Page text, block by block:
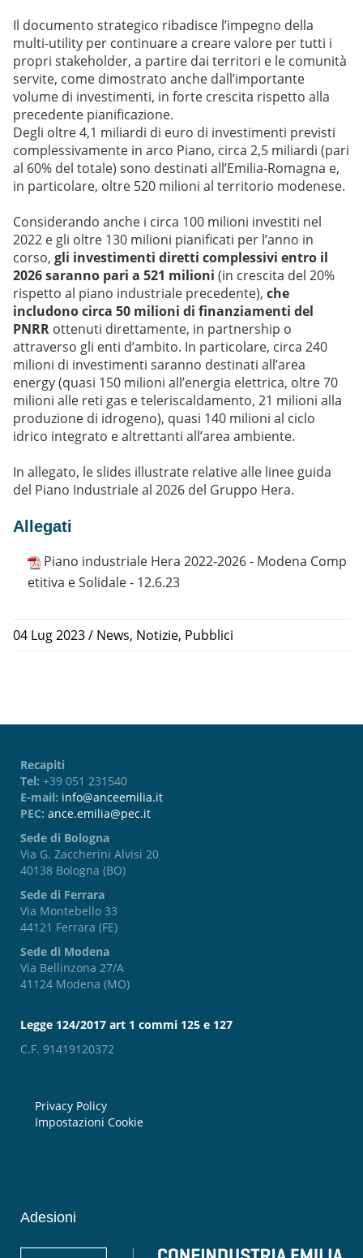
Il documento strategico ribadisce l’impegno della
multi-utility per continuare a creare valore per tutti i
propri stakeholder, a partire dai territori e le comunità
servite, come dimostrato anche dall’importante
volume di investimenti, in forte crescita rispetto alla
precedente pianificazione.
Degli oltre 4,1 miliardi di euro di investimenti previsti
complessivamente in arco Piano, circa 2,5 miliardi (pari
al 60% del totale) sono destinati all’Emilia-Romagna e,
in particolare, oltre 520 milioni al territorio modenese.
Considerando anche i circa 100 milioni investiti nel
2022 e gli oltre 130 milioni pianificati per l’anno in
corso, gli investimenti diretti complessivi entro il
2026 saranno pari a 521 milioni (in crescita del 20%
rispetto al piano industriale precedente), che
includono circa 50 milioni di finanziamenti del
PNRR ottenuti direttamente, in partnership o
attraverso gli enti d’ambito. In particolare, circa 240
milioni di investimenti saranno destinati all’area
energy (quasi 150 milioni all’energia elettrica, oltre 70
milioni alle reti gas e teleriscaldamento, 21 milioni alla
produzione di idrogeno), quasi 140 milioni al ciclo
idrico integrato e altrettanti all’area ambiente.
In allegato, le slides illustrate relative alle linee guida
del Piano Industriale al 2026 del Gruppo Hera.
Allegati
Piano industriale Hera 2022-2026 - Modena Comp
etitiva e Solidale - 12.6.23
04 Lug 2023/ News, Notizie, Pubblici
Recapiti
Tel: +39 051 231540
E-mail: info@anceemilia.it
PEC: ance.emilia@pec.it
Sede di Bologna
Via G. Zaccherini Alvisi 20
40138 Bologna (BO)
Sede di Ferrara
Via Montebello 33
44121 Ferrara (FE)
Sede di Modena
Via Bellinzona 27/A
41124 Modena (MO)
Legge 124/2017 art 1 commi 125 e 127
C.F. 91419120372
Privacy Policy
Impostazioni Cookie
Adesioni